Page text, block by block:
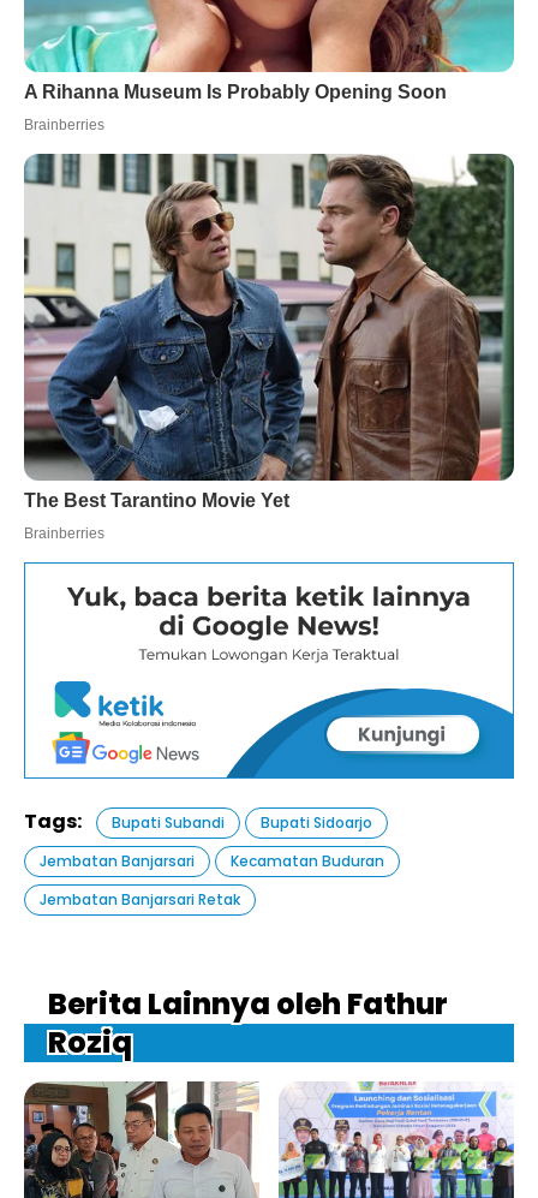
Tags: Bupati Subandi
Bupati Sidoarjo
Jembatan Banjarsari
Kecamatan Buduran
Jembatan Banjarsari Retak
Berita Lainnya oleh Fathur
Roziq